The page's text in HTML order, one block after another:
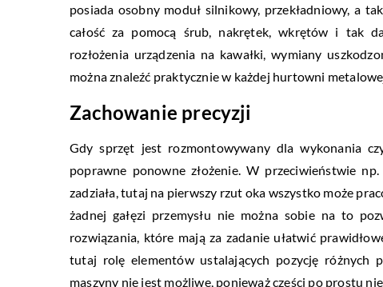
posiada osobny moduł silnikowy, przekładniowy, a
całość za pomocą śrub, nakrętek, wkrętów i tak
rozłożenia urządzenia na kawałki, wymiany
można znaleźć praktycznie w każdej hurtowni
Zachowanie precyzji
Gdy sprzęt jest rozmontowywany dla wykonania
poprawne ponowne złożenie. W przeciwieństwie
zadziała, tutaj na pierwszy rzut oka wszystko może
żadnej gałęzi przemysłu nie można sobie na to
rozwiązania, które mają za zadanie ułatwić
tutaj rolę elementów ustalających pozycję różnych
maszyny nie jest możliwe, ponieważ części po prostu